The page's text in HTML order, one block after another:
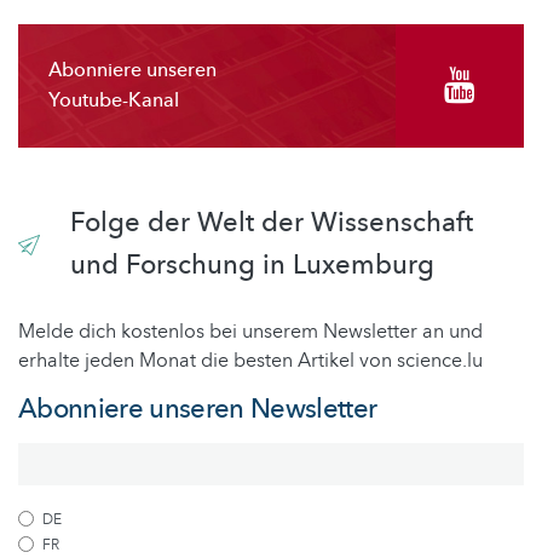
Abonniere unseren
Youtube-Kanal
Folge der Welt der Wissenschaft
und Forschung in Luxemburg
Melde dich kostenlos bei unserem Newsletter an und
erhalte jeden Monat die besten Artikel von science.lu
Abonniere unseren Newsletter
DE
FR